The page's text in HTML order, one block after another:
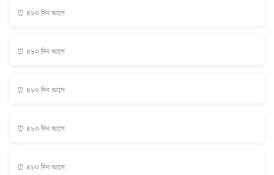
⏰ ৪৮০ দিন আগে
⏰ ৪৮০ দিন আগে
⏰ ৪৮০ দিন আগে
⏰ ৪৮০ দিন আগে
⏰ ৪৮০ দিন আগে